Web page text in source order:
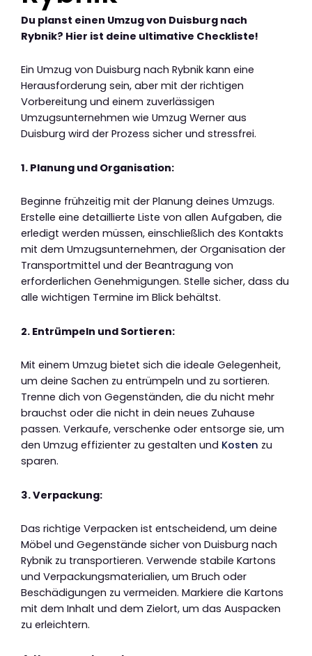
Du planst einen Umzug von Duisburg nach
Rybnik? Hier ist deine ultimative Checkliste!
Ein Umzug von Duisburg nach Rybnik kann eine
Herausforderung sein, aber mit der richtigen
Vorbereitung und einem zuverlässigen
Umzugsunternehmen wie Umzug Werner aus
Duisburg wird der Prozess sicher und stressfrei.
1. Planung und Organisation:
Beginne frühzeitig mit der Planung deines Umzugs.
Erstelle eine detaillierte Liste von allen Aufgaben, die
erledigt werden müssen, einschließlich des Kontakts
mit dem Umzugsunternehmen, der Organisation der
Transportmittel und der Beantragung von
erforderlichen Genehmigungen. Stelle sicher, dass du
alle wichtigen Termine im Blick behältst.
2. Entrümpeln und Sortieren:
Mit einem Umzug bietet sich die ideale Gelegenheit,
um deine Sachen zu entrümpeln und zu sortieren.
Trenne dich von Gegenständen, die du nicht mehr
brauchst oder die nicht in dein neues Zuhause
passen. Verkaufe, verschenke oder entsorge sie, um
den Umzug effizienter zu gestalten und Kosten zu
sparen.
3. Verpackung:
Das richtige Verpacken ist entscheidend, um deine
Möbel und Gegenstände sicher von Duisburg nach
Rybnik zu transportieren. Verwende stabile Kartons
und Verpackungsmaterialien, um Bruch oder
Beschädigungen zu vermeiden. Markiere die Kartons
mit dem Inhalt und dem Zielort, um das Auspacken
zu erleichtern.